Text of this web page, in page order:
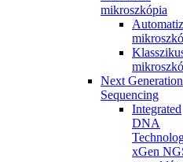
mikroszkópia
Next Generation
Sequencing
Integrated
DNA
xGen